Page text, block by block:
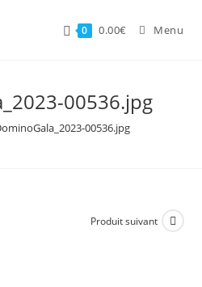
0 0.00€ Menu
00536.jpg
00536.jpg
Produit suivant